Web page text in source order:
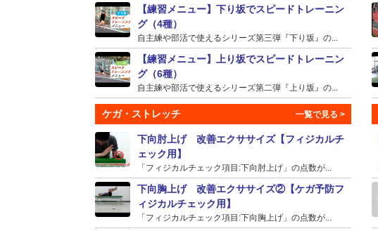
【練習メニュー】下り坂でスピードトレーニン
グ（4種）
自主練や部活で使えるシリーズ第三弾『下り坂』の...
【練習メニュー】上り坂でスピードトレーニン
グ（6種）
自主練や部活で使えるシリーズ第二弾『上り坂』の...
ケガ・ストレッチ
下向肘上げ 改善エクササイズ【フィジカルチ
ェック用】
「フィジカルチェック項目:下向肘上げ」の点数が...
下向胸上げ 改善エクササイズ②【ケガ予防フ
ィジカルチェック用】
「フィジカルチェック項目:下向胸上げ」の点数が...